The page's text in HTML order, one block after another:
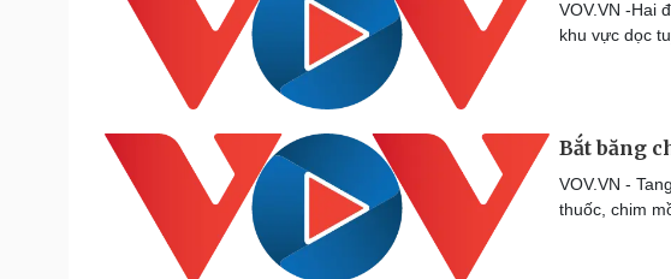
VOV.VN -Hai
khu vực dọc
Bắt băng
VOV.VN -
thuốc, chim